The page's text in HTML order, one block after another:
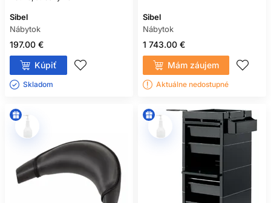
Sibel
Nábytok
197.00 €
Kúpiť
Skladom ㅤ
Sibel
Nábytok
1 743.00 €
Mám záujem
Aktuálne nedostupné